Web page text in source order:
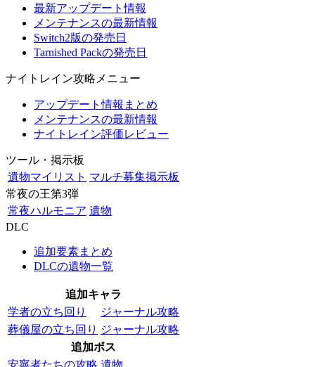
最新アップデート情報
メンテナンスの最新情報
Switch2版の発売日
Tarnished Packの発売日
ナイトレイン攻略メニュー
アップデート情報まとめ
メンテナンスの最新情報
ナイトレイン評価レビュー
ツール・掲示板
遺物マイリスト マルチ募集掲示板
常夜の王第3弾
常夜ハルモニア 遺物
DLC
追加要素まとめ
DLCの遺物一覧
追加キャラ
学者の立ち回り
ジャーナル攻略
葬儀屋の立ち回り ジャーナル攻略
追加ボス
安寧者たちの攻略 遺物